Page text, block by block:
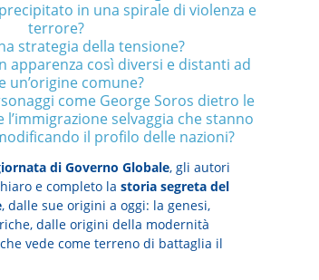
in una spirale di violenza e
terrore?
strategia della tensione?
apparenza così diversi e distanti ad
un’origine comune?
come George Soros dietro le
selvaggia che stanno
il profilo delle nazioni?
di Governo Globale, gli autori
e completo la storia segreta del
, dalle sue origini a oggi: la genesi,
dalle origini della modernità
vede come terreno di battaglia il